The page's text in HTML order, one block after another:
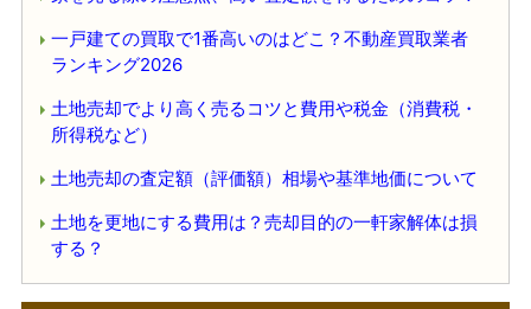
一戸建ての買取で1番高いのはどこ？不動産買取業者
ランキング2026
土地売却でより高く売るコツと費用や税金（消費税・
所得税など）
土地売却の査定額（評価額）相場や基準地価について
土地を更地にする費用は？売却目的の一軒家解体は損
する？